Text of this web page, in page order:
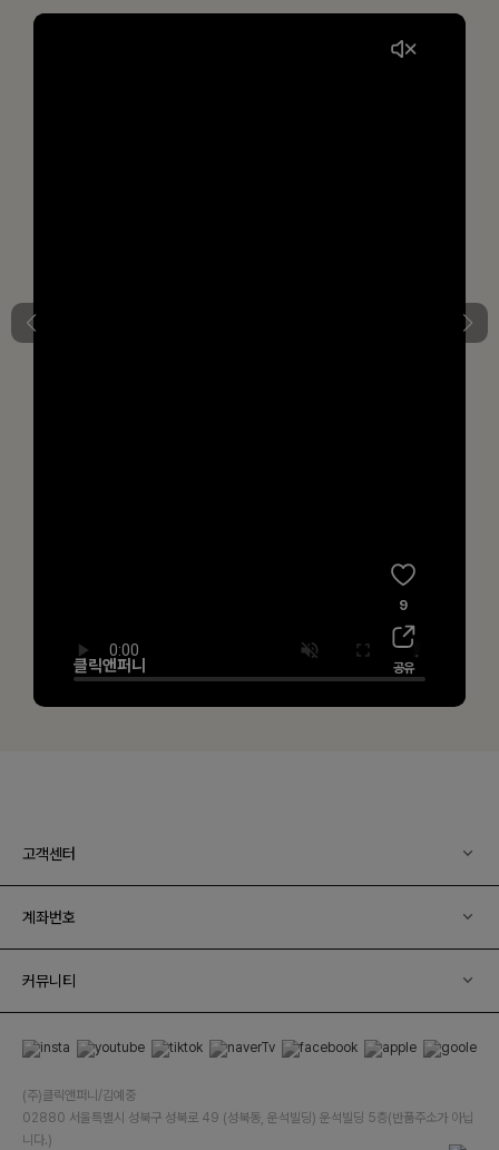
고객센터
계좌번호
커뮤니티
(주)클릭앤퍼니/김예중
02880 서울특별시 성북구 성북로 49 (성북동, 운석빌딩) 운석빌딩 5층(반품주소가 아닙
니다.)